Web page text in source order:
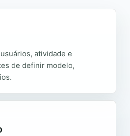
atividade e
de definir modelo,